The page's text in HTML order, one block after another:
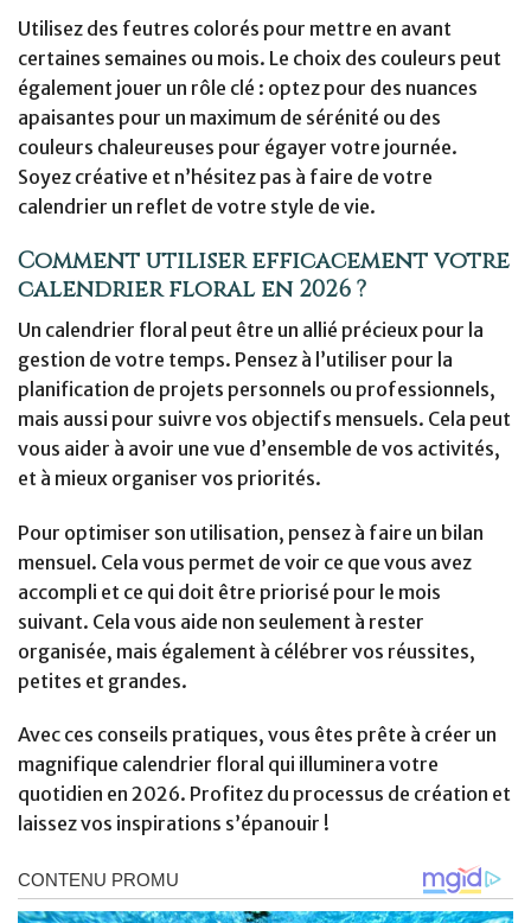
Utilisez des feutres colorés pour mettre en avant
certaines semaines ou mois. Le choix des couleurs peut
également jouer un rôle clé : optez pour des nuances
apaisantes pour un maximum de sérénité ou des
couleurs chaleureuses pour égayer votre journée.
Soyez créative et n’hésitez pas à faire de votre
calendrier un reflet de votre style de vie.
Comment utiliser efficacement votre
calendrier floral en 2026 ?
Un calendrier floral peut être un allié précieux pour la
gestion de votre temps. Pensez à l’utiliser pour la
planification de projets personnels ou professionnels,
mais aussi pour suivre vos objectifs mensuels. Cela peut
vous aider à avoir une vue d’ensemble de vos activités,
et à mieux organiser vos priorités.
Pour optimiser son utilisation, pensez à faire un bilan
mensuel. Cela vous permet de voir ce que vous avez
accompli et ce qui doit être priorisé pour le mois
suivant. Cela vous aide non seulement à rester
organisée, mais également à célébrer vos réussites,
petites et grandes.
Avec ces conseils pratiques, vous êtes prête à créer un
magnifique calendrier floral qui illuminera votre
quotidien en 2026. Profitez du processus de création et
laissez vos inspirations s’épanouir !